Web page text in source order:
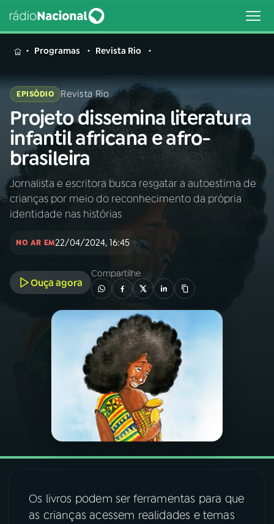
MENU
Buscar
na
Rádio
Nacional
Buscar
AO VIVO
PROGRAMAS
PODCASTS
VIDEOCASTS
08FESTIVAL DE MÚSICA
Programas Revista Rio
EPISÓDIO Revista Rio
Projeto dissemina literatura
infantil africana e afro-
brasileira
Jornalista e escritora busca resgatar a autoestima de
crianças por meio do reconhecimento da própria
identidade nas histórias
NO AR EM22/04/2024, 16:45
Ouça agora
Compartilhe
Os livros podem ser ferramentas para que
as crianças acessem realidades e temas